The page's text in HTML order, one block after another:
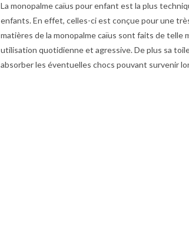
La monopalme caïus pour enfant est la plus
enfants. En effet, celles-ci est conçue pour une
matières de la monopalme caïus sont faits de telle
utilisation quotidienne et agressive. De plus sa
absorber les éventuelles chocs pouvant survenir